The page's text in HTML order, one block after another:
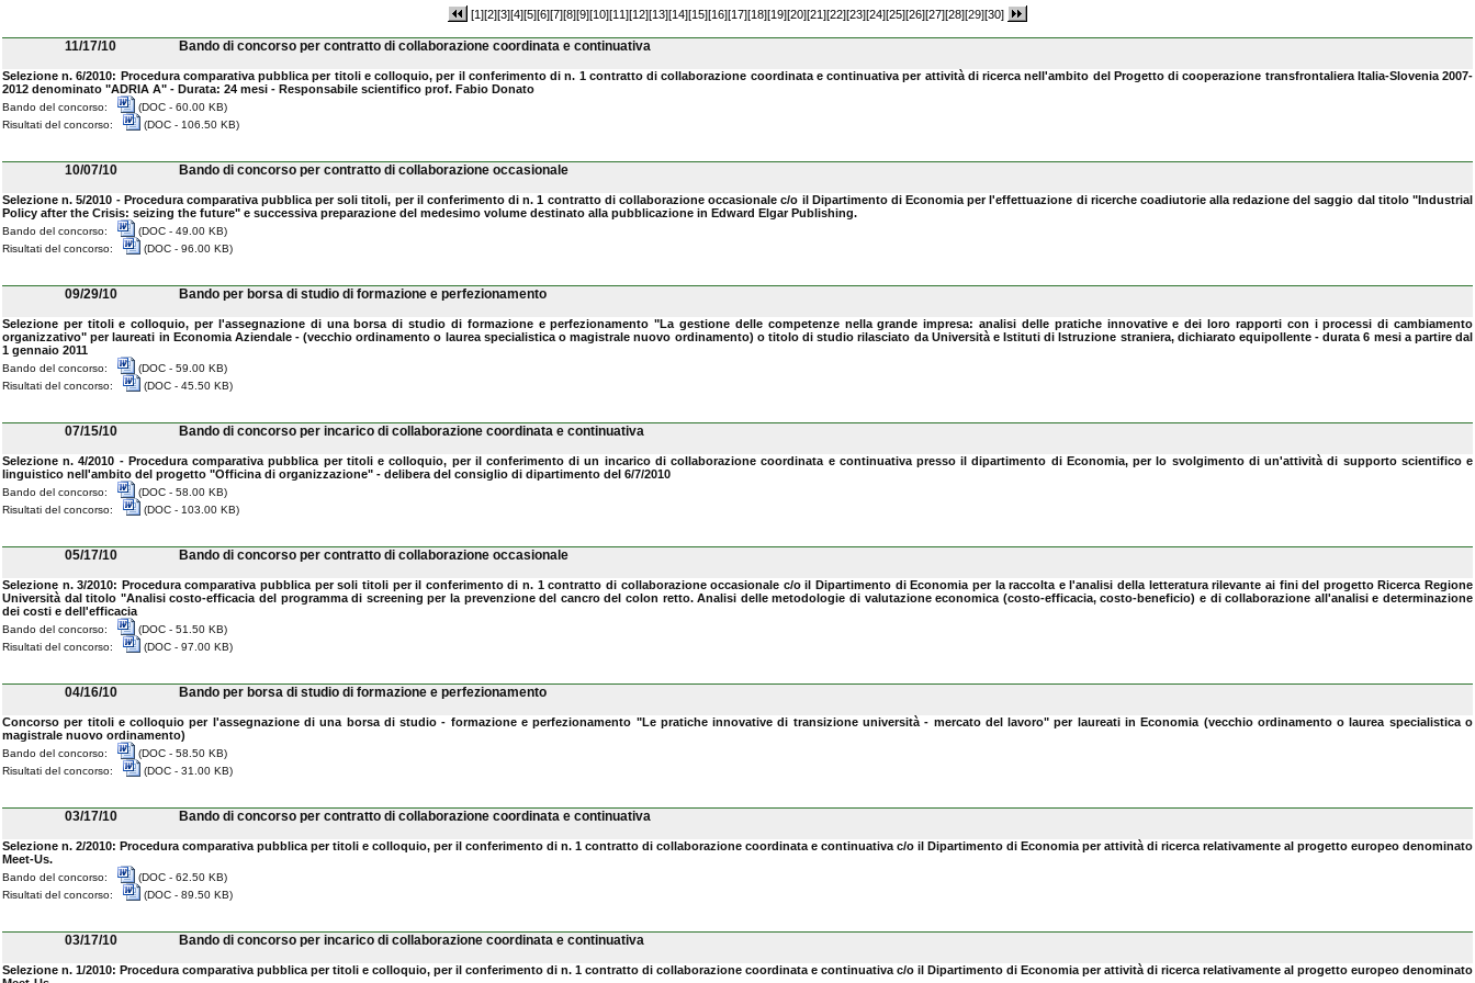
[1][2][3][4][5][6][7][8][9][10][11][12][13][14][15][16][17][18][19][20][21][22][23][24][25][26][27][28][29][30]
11/17/10 Bando di concorso per contratto di collaborazione coordinata e continuativa
Selezione n. 6/2010: Procedura comparativa pubblica per titoli e colloquio, per il conferimento di n. 1 contratto di collaborazione coordinata e continuativa per attività di ricerca nell'ambito del Progetto di cooperazione transfrontaliera Italia-Slovenia 2007-
2012 denominato "ADRIA A" - Durata: 24 mesi - Responsabile scientifico prof. Fabio Donato
Bando del concorso:
(DOC - 60.00 KB)
Risultati del concorso:
(DOC - 106.50 KB)
10/07/10 Bando di concorso per contratto di collaborazione occasionale
Selezione n. 5/2010 - Procedura comparativa pubblica per soli titoli, per il conferimento di n. 1 contratto di collaborazione occasionale c/o il Dipartimento di Economia per l'effettuazione di ricerche coadiutorie alla redazione del saggio dal titolo "Industrial
Policy after the Crisis: seizing the future" e successiva preparazione del medesimo volume destinato alla pubblicazione in Edward Elgar Publishing.
Bando del concorso:
(DOC - 49.00 KB)
Risultati del concorso:
(DOC - 96.00 KB)
09/29/10 Bando per borsa di studio di formazione e perfezionamento
Selezione per titoli e colloquio, per l'assegnazione di una borsa di studio di formazione e perfezionamento "La gestione delle competenze nella grande impresa: analisi delle pratiche innovative e dei loro rapporti con i processi di cambiamento
organizzativo" per laureati in Economia Aziendale - (vecchio ordinamento o laurea specialistica o magistrale nuovo ordinamento) o titolo di studio rilasciato da Università e Istituti di Istruzione straniera, dichiarato equipollente - durata 6 mesi a partire dal
1 gennaio 2011
Bando del concorso:
(DOC - 59.00 KB)
Risultati del concorso:
(DOC - 45.50 KB)
07/15/10 Bando di concorso per incarico di collaborazione coordinata e continuativa
Selezione n. 4/2010 - Procedura comparativa pubblica per titoli e colloquio, per il conferimento di un incarico di collaborazione coordinata e continuativa presso il dipartimento di Economia, per lo svolgimento di un'attività di supporto scientifico e
linguistico nell'ambito del progetto "Officina di organizzazione" - delibera del consiglio di dipartimento del 6/7/2010
Bando del concorso:
(DOC - 58.00 KB)
Risultati del concorso:
(DOC - 103.00 KB)
05/17/10 Bando di concorso per contratto di collaborazione occasionale
Selezione n. 3/2010: Procedura comparativa pubblica per soli titoli per il conferimento di n. 1 contratto di collaborazione occasionale c/o il Dipartimento di Economia per la raccolta e l'analisi della letteratura rilevante ai fini del progetto Ricerca Regione
Università dal titolo "Analisi costo-efficacia del programma di screening per la prevenzione del cancro del colon retto. Analisi delle metodologie di valutazione economica (costo-efficacia, costo-beneficio) e di collaborazione all'analisi e determinazione
dei costi e dell'efficacia
Bando del concorso:
(DOC - 51.50 KB)
Risultati del concorso:
(DOC - 97.00 KB)
04/16/10 Bando per borsa di studio di formazione e perfezionamento
Concorso per titoli e colloquio per l'assegnazione di una borsa di studio - formazione e perfezionamento "Le pratiche innovative di transizione università - mercato del lavoro" per laureati in Economia (vecchio ordinamento o laurea specialistica o
magistrale nuovo ordinamento)
Bando del concorso:
(DOC - 58.50 KB)
Risultati del concorso:
(DOC - 31.00 KB)
03/17/10 Bando di concorso per contratto di collaborazione coordinata e continuativa
Selezione n. 2/2010: Procedura comparativa pubblica per titoli e colloquio, per il conferimento di n. 1 contratto di collaborazione coordinata e continuativa c/o il Dipartimento di Economia per attività di ricerca relativamente al progetto europeo denominato
Meet-Us.
Bando del concorso:
(DOC - 62.50 KB)
Risultati del concorso:
(DOC - 89.50 KB)
03/17/10 Bando di concorso per incarico di collaborazione coordinata e continuativa
Selezione n. 1/2010: Procedura comparativa pubblica per titoli e colloquio, per il conferimento di n. 1 contratto di collaborazione coordinata e continuativa c/o il Dipartimento di Economia per attività di ricerca relativamente al progetto europeo denominato